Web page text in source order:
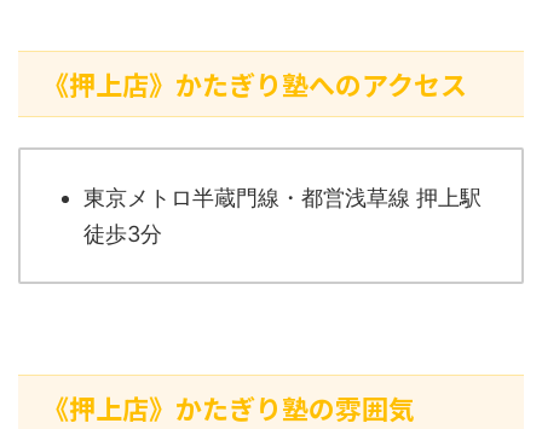
《押上店》かたぎり塾へのアクセス
東京メトロ半蔵門線・都営浅草線 押上駅
徒歩3分
《押上店》かたぎり塾の雰囲気